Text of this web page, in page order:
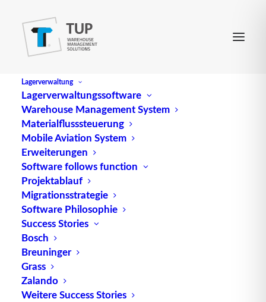
Lagerverwaltung
Lagerverwaltungssoftware
Warehouse Management System
Materialflusssteuerung
Mobile Aviation System
Erweiterungen
Software follows function
Projektablauf
Migrationsstrategie
Software Philosophie
Success Stories
Bosch
Breuninger
Grass
Zalando
Weitere Success Stories
Fabbing
bezeichnet die individuelle digitale Produktion, z.
B. mittels spezieller 3-D-Druckverfahren, auch im
häuslichen Umfeld. Vgl. Rapid Prototyping.
Quelle: logipedia / Fraunhofer IML